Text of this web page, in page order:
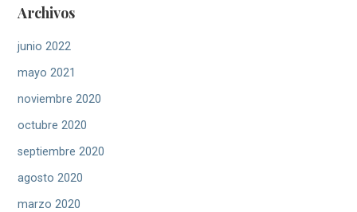
Archivos
junio 2022
mayo 2021
noviembre 2020
octubre 2020
septiembre 2020
agosto 2020
marzo 2020